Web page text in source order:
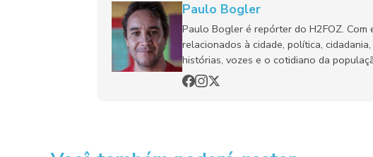
Paulo Bogler
Paulo Bogler é repórter do H2FOZ.
relacionados à cidade, política,
histórias, vozes e o cotidiano da